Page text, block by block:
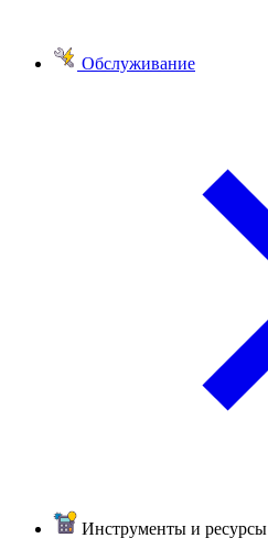
Обслуживание
Инструменты и ресурсы